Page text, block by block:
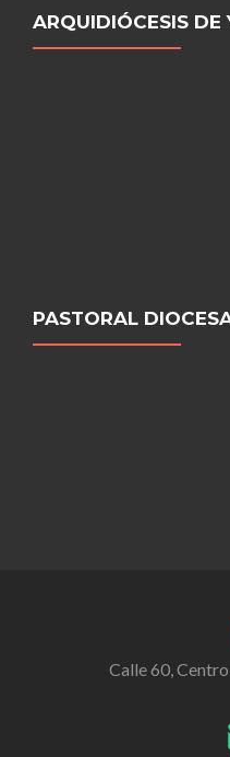
ARQUIDIÓCESIS DE
PASTORAL
Calle 60,